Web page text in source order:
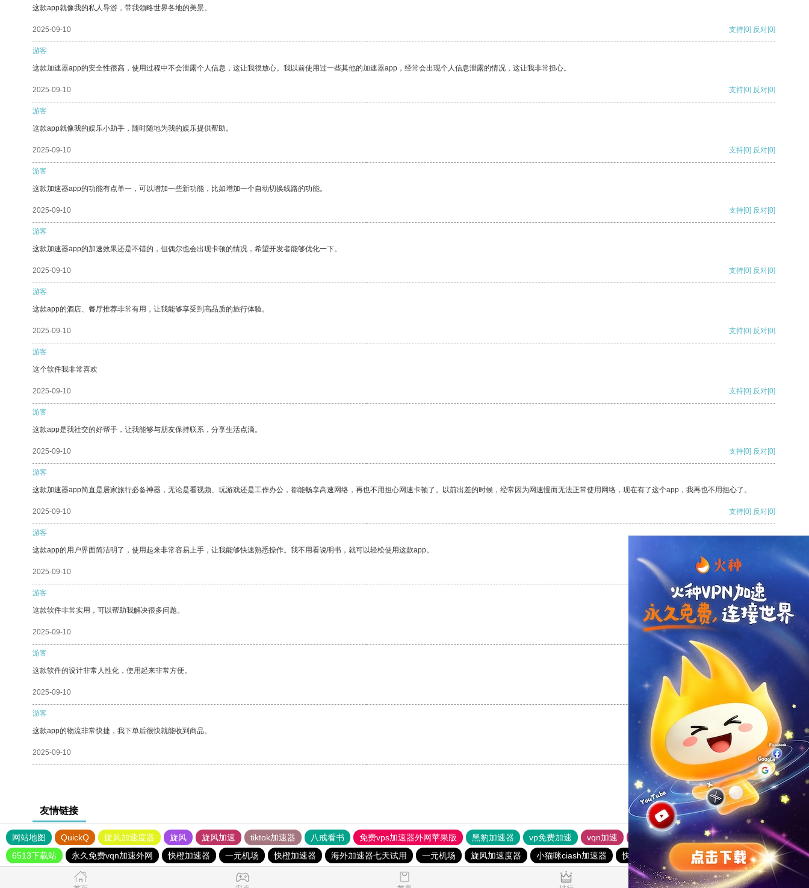
这款app就像我的私人导游，带我领略世界各地的美景。
2025-09-10 支持[0] 反对[0]
游客
这款加速器app的安全性很高，使用过程中不会泄露个人信息，这让我很放心。我以前使用过一些其他的加速器app，经常会出现个人信息泄露的情况，这让我非常担心。
2025-09-10 支持[0] 反对[0]
游客
这款app就像我的娱乐小助手，随时随地为我的娱乐提供帮助。
2025-09-10 支持[0] 反对[0]
游客
这款加速器app的功能有点单一，可以增加一些新功能，比如增加一个自动切换线路的功能。
2025-09-10 支持[0] 反对[0]
游客
这款加速器app的加速效果还是不错的，但偶尔也会出现卡顿的情况，希望开发者能够优化一下。
2025-09-10 支持[0] 反对[0]
游客
这款app的酒店、餐厅推荐非常有用，让我能够享受到高品质的旅行体验。
2025-09-10 支持[0] 反对[0]
游客
这个软件我非常喜欢
2025-09-10 支持[0] 反对[0]
游客
这款app是我社交的好帮手，让我能够与朋友保持联系，分享生活点滴。
2025-09-10 支持[0] 反对[0]
游客
这款加速器app简直是居家旅行必备神器，无论是看视频、玩游戏还是工作办公，都能畅享高速网络，再也不用担心网速卡顿了。以前出差的时候，经常因为网速慢而无法正常使用网络，现在有了这个app，我再也不用担心了。
2025-09-10 支持[0] 反对[0]
游客
这款app的用户界面简洁明了，使用起来非常容易上手，让我能够快速熟悉操作。我不用看说明书，就可以轻松使用这款app。
2025-09-10 支持
游客
这款软件非常实用，可以帮助我解决很多问题。
2025-09-10
游客
这款软件的设计非常人性化，使用起来非常方便。
2025-09-10 [0] 反对[0]
游客
这款app的物流非常快捷，我下单后很快就能收到商品。
2025-09-10 支持[0] 反对[0]
友情链接
网站地图 QuickQ 旋风加速度器 旋风 旋风加速 tiktok加速器 八戒看书 免费vps加速器外网苹果版 黑豹加速器 vp免费加速 vqn加速 书游下载站 黑洞加速噐
vp加速器
6513下载站
永久免费vqn加速外网 快橙加速器 一元机场 快橙加速器 海外加速器七天试用 一元机场 旋风加速度器 小猫咪ciash加速器 快连vn破解版 快鸭加速器